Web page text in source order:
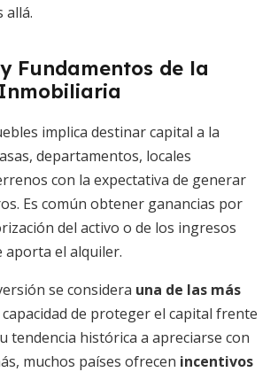
allá.
Fundamentos de la
implica destinar capital a la
departamentos, locales
con la expectativa de generar
Es común obtener ganancias por
del activo o de los ingresos
aporta el alquiler.
se considera una de las más
de proteger el capital frente
tendencia histórica a apreciarse con
muchos países ofrecen incentivos